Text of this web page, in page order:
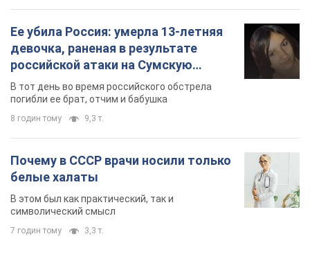
Ее убила Россия: умерла 13-летняя
девочка, раненая в результате
российской атаки на Сумскую
область. Фото
В тот день во время российского обстрела
погибли ее брат, отчим и бабушка
8 годин тому 9,3 т.
Почему в СССР врачи носили только
белые халаты
В этом был как практический, так и
символический смысл
7 годин тому 3,3 т.